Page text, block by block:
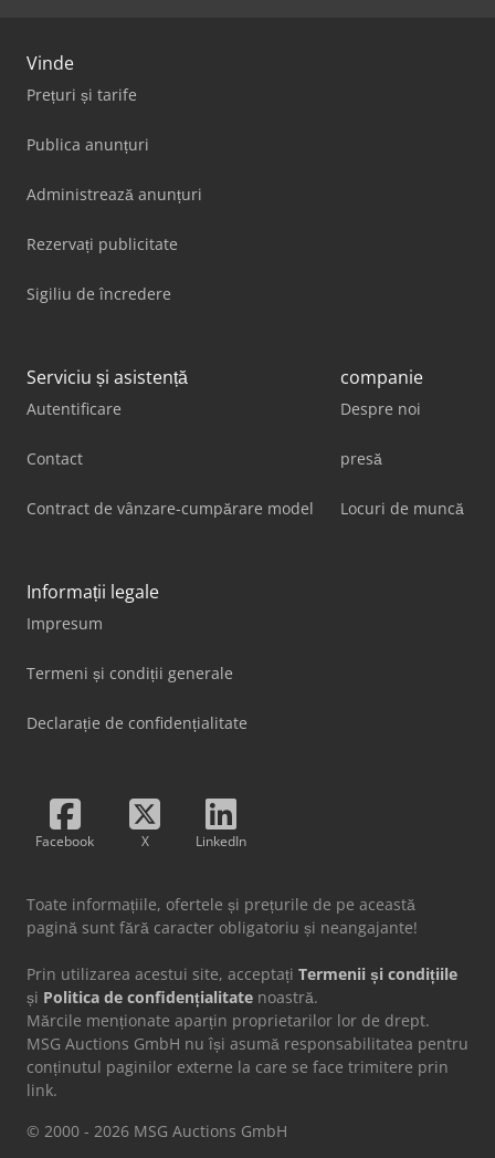
Vinde
Prețuri și tarife
Publica anunțuri
Administrează anunțuri
Rezervați publicitate
Sigiliu de încredere
Serviciu și asistență
Autentificare
Contact
Contract de vânzare-cumpărare model
companie
Despre noi
presă
Locuri de muncă
Informații legale
Impresum
Termeni și condiții generale
Declarație de confidențialitate
Facebook X LinkedIn
Toate informațiile, ofertele și prețurile de pe această
pagină sunt fără caracter obligatoriu și neangajante!
Prin utilizarea acestui site, acceptați Termenii și condițiile
și Politica de confidențialitate noastră.
Mărcile menționate aparțin proprietarilor lor de drept.
MSG Auctions GmbH nu își asumă responsabilitatea pentru
conținutul paginilor externe la care se face trimitere prin
link.
© 2000 - 2026 MSG Auctions GmbH